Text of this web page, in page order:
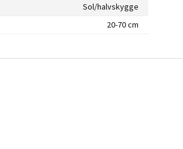
Sol/halvskygge
20-70 cm